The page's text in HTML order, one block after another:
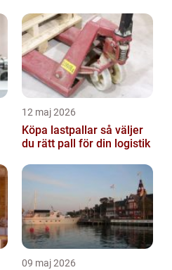
12 maj 2026
Köpa lastpallar så väljer
du rätt pall för din logistik
09 maj 2026